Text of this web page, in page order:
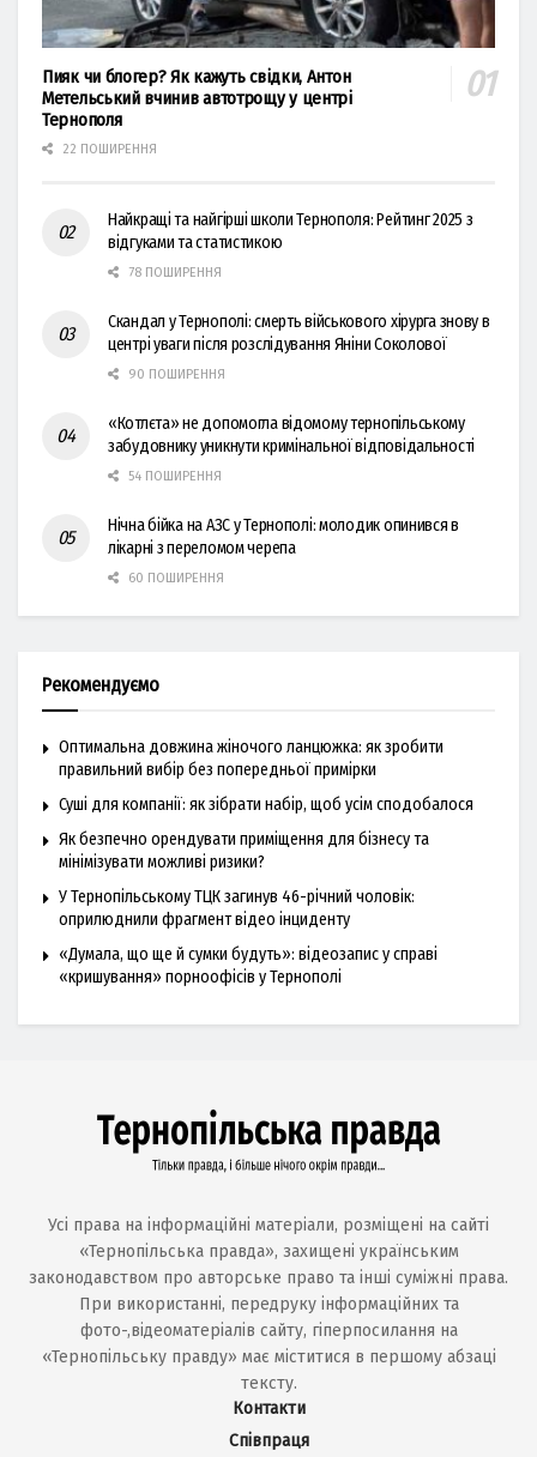
Пияк чи блогер? Як кажуть свідки, Антон
Метельський вчинив автотрощу у центрі
Тернополя
22 ПОШИРЕННЯ
Найкращі та найгірші школи Тернополя: Рейтинг 2025 з
відгуками та статистикою
78 ПОШИРЕННЯ
Скандал у Тернополі: смерть військового хірурга знову в
центрі уваги після розслідування Яніни Соколової
90 ПОШИРЕННЯ
«Котлєта» не допомогла відомому тернопільському
забудовнику уникнути кримінальної відповідальності
54 ПОШИРЕННЯ
Нічна бійка на АЗС у Тернополі: молодик опинився в
лікарні з переломом черепа
60 ПОШИРЕННЯ
Рекомендуємо
Оптимальна довжина жіночого ланцюжка: як зробити
правильний вибір без попередньої примірки
Суші для компанії: як зібрати набір, щоб усім сподобалося
Як безпечно орендувати приміщення для бізнесу та
мінімізувати можливі ризики?
У Тернопільському ТЦК загинув 46-річний чоловік:
оприлюднили фрагмент відео інциденту
«Думала, що ще й сумки будуть»: відеозапис у справі
«кришування» порноофісів у Тернополі
Усі права на інформаційні матеріали, розміщені на сайті
«Тернопільська правда», захищені українським
законодавством про авторське право та інші суміжні права.
При використанні, передруку інформаційних та
фото-,відеоматеріалів сайту, гіперпосилання на
«Тернопільську правду» має міститися в першому абзаці
тексту.
Контакти
Співпраця